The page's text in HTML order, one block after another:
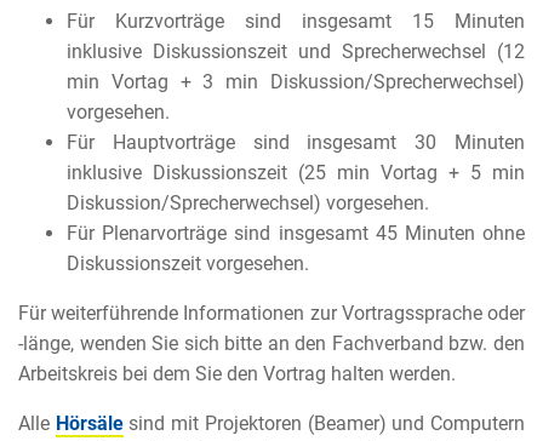
Für Kurzvorträge sind insgesamt 15 Minuten
inklusive Diskussionszeit und Sprecherwechsel (12
min Vortag + 3 min Diskussion/Sprecherwechsel)
vorgesehen.
Für Hauptvorträge sind insgesamt 30 Minuten
inklusive Diskussionszeit (25 min Vortag + 5 min
Diskussion/Sprecherwechsel) vorgesehen.
Für Plenarvorträge sind insgesamt 45 Minuten ohne
Diskussionszeit vorgesehen.
Für weiterführende Informationen zur Vortragssprache oder
-länge, wenden Sie sich bitte an den Fachverband bzw. den
Arbeitskreis bei dem Sie den Vortrag halten werden.
Alle Hörsälesind mit Projektoren (Beamer) und Computern